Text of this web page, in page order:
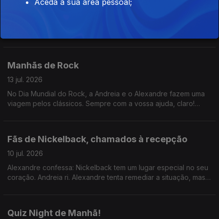
14 jul. 2026
têm a resposta.
Manhãs de Rock
13 jul. 2026
No Dia Mundial do Rock, a Andreia e o Alexandre fazem uma
viagem pelos clássicos. Sempre com a vossa ajuda, claro!
Fãs de Nickelback, chamados à recepção
10 jul. 2026
Alexandre confessa: Nickelback tem um lugar especial no seu
coração. Andreia ri. Alexandre tenta remediar a situação, mas
Quiz Night de Manhã!